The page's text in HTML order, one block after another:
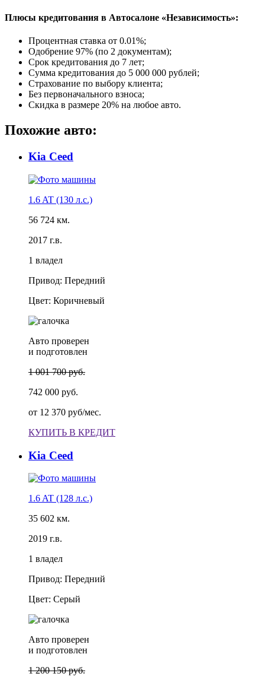
Плюсы кредитования в Автосалоне «Независимость»:
Процентная ставка от 0.01%;
Одобрение 97% (по 2 документам);
Срок кредитования до 7 лет;
Сумма кредитования до 5 000 000 рублей;
Страхование по выбору клиента;
Без первоначального взноса;
Скидка в размере 20% на любое авто.
Похожие авто:
Kia Ceed
1.6 AT (130 л.с.)
56 724 км.
2017 г.в.
1 владел
Привод: Передний
Цвет: Коричневый
Авто проверен
и подготовлен
1 001 700 руб.
742 000 руб.
от 12 370 руб/мес.
КУПИТЬ В КРЕДИТ
Kia Ceed
1.6 AT (128 л.с.)
35 602 км.
2019 г.в.
1 владел
Привод: Передний
Цвет: Серый
Авто проверен
и подготовлен
1 200 150 руб.